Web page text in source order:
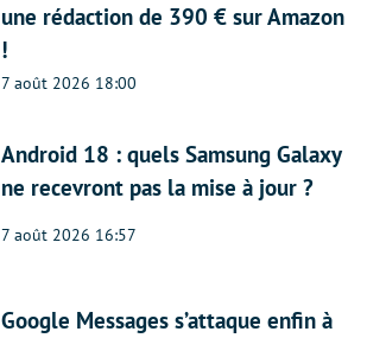
une rédaction de 390 € sur Amazon
!
7 août 2026 18:00
Android 18 : quels Samsung Galaxy
ne recevront pas la mise à jour ?
7 août 2026 16:57
Google Messages s’attaque enfin à